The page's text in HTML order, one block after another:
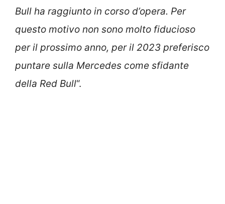
Bull ha raggiunto in corso d’opera. Per
questo motivo non sono molto fiducioso
per il prossimo anno, per il 2023 preferisco
puntare sulla Mercedes come sfidante
della Red Bull“.